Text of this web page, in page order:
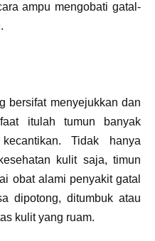
ampu mengobati gatal-
bersifat menyejukkan dan
itulah tumun banyak
Tidak hanya
kulit saja, timun
obat alami penyakit gatal
dipotong, ditumbuk atau
kulit yang ruam.